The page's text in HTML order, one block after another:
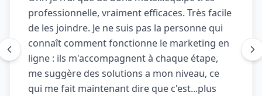
professionnelle, vraiment efficaces. Très facile
de les joindre. Je ne suis pas la personne qui
connaît comment fonctionne le marketing en
ligne : ils m'accompagnent à chaque étape,
me suggère des solutions a mon niveau, ce
qui me fait maintenant dire que c'est...plus